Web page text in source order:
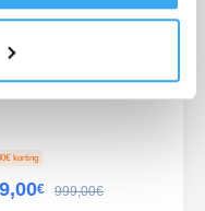
O800 RTK
detectie, ultraslim,
dekking
€ korting
€ 999,00€